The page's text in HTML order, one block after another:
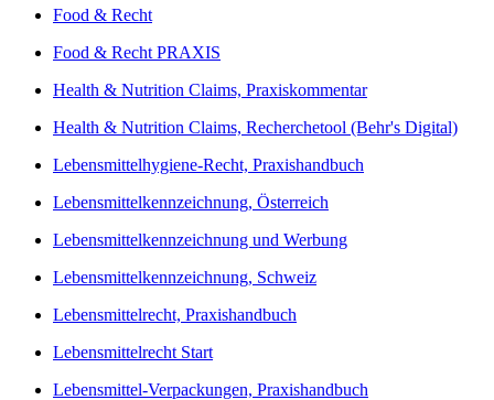
Food & Recht
Food & Recht PRAXIS
Health & Nutrition Claims, Praxiskommentar
Health & Nutrition Claims, Recherchetool (Behr's Digital)
Lebensmittelhygiene-Recht, Praxishandbuch
Lebensmittelkennzeichnung, Österreich
Lebensmittelkennzeichnung und Werbung
Lebensmittelkennzeichnung, Schweiz
Lebensmittelrecht, Praxishandbuch
Lebensmittelrecht Start
Lebensmittel-Verpackungen, Praxishandbuch